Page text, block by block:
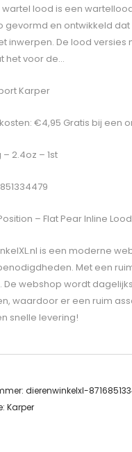
wartel lood is een
gevormd en ontwikkeld
inwerpen. De lood
het voor de…
Karper
€4,95 Gratis bij een
– 2.4oz – 1st
– Flat Pear Inline Lood
is een moderne
Met een
De webshop wordt
waardoor er een ruim
snelle levering!
dierenwinkelxl-
Karper